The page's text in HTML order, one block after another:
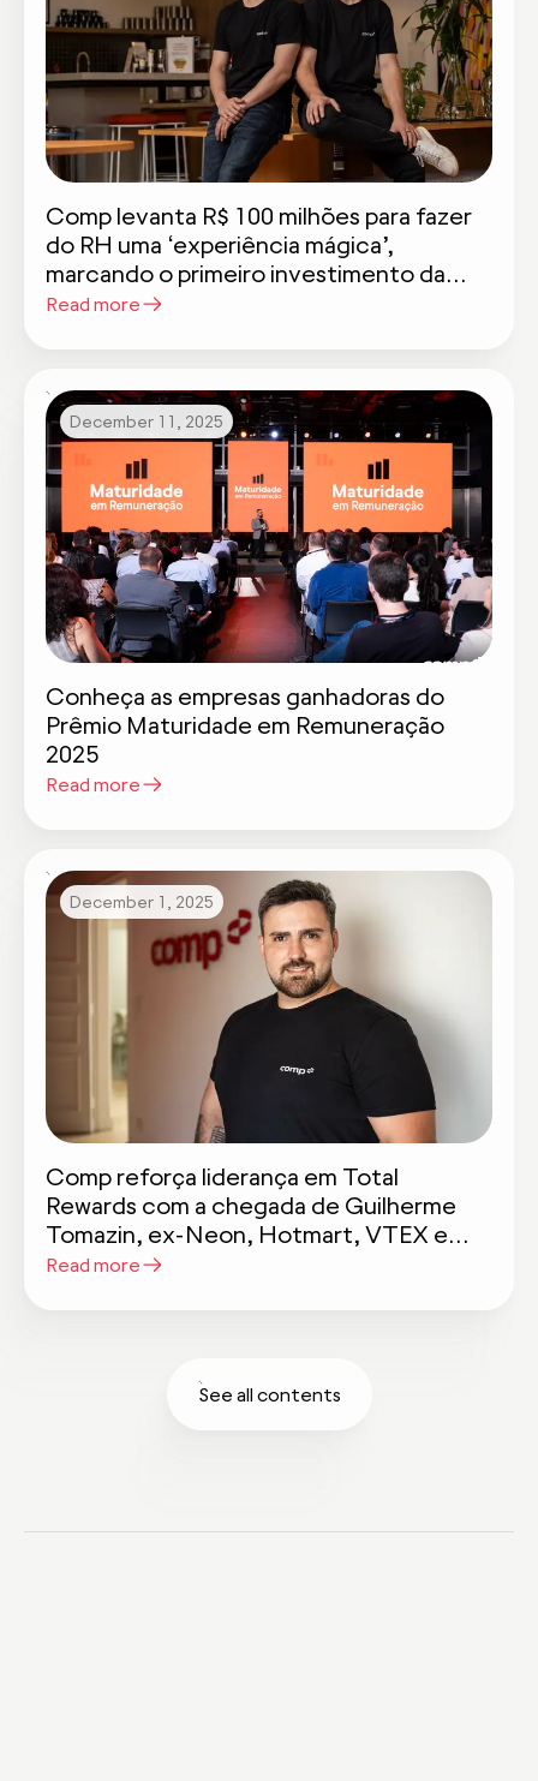
Comp levanta R$ 100 milhões para fazer
do RH uma ‘experiência mágica’,
marcando o primeiro investimento da
Khosla Ventures no Brasil
Read more
December 11, 2025
Conheça as empresas ganhadoras do
Prêmio Maturidade em Remuneração
2025
Read more
December 1, 2025
Comp reforça liderança em Total
Rewards com a chegada de Guilherme
Tomazin, ex-Neon, Hotmart, VTEX e
Nubank
Read more
See all contents